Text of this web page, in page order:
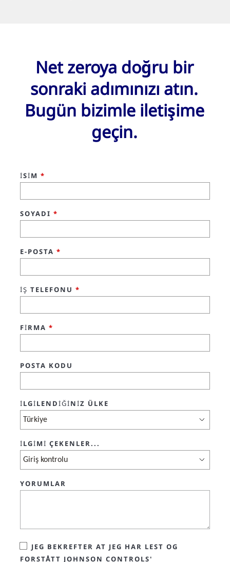
Net zeroya doğru bir
sonraki adımınızı atın.
Bugün bizimle iletişime
geçin.
İSIM *
SOYADI *
E-POSTA *
İŞ TELEFONU *
FİRMA *
POSTA KODU
İLGILENDIĞINIZ ÜLKE
İLGIMI ÇEKENLER...
YORUMLAR
JEG BEKREFTER AT JEG HAR LEST OG
FORSTÅTT JOHNSON CONTROLS'